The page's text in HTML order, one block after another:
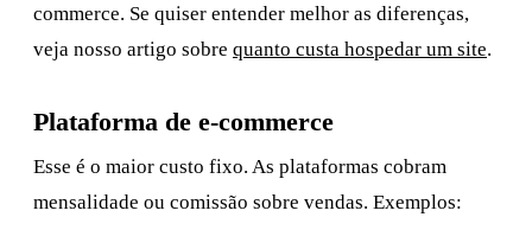
commerce. Se quiser entender melhor as diferenças,
veja nosso artigo sobre quanto custa hospedar um site.
Plataforma de e-commerce
Esse é o maior custo fixo. As plataformas cobram
mensalidade ou comissão sobre vendas. Exemplos: